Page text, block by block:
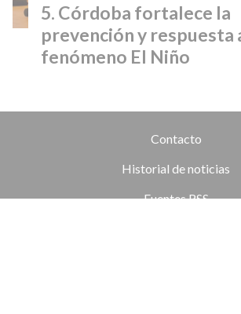
Córdoba fortalece la
prevención y respuesta
fenómeno El Niño
Contacto
Historial de noticias
Fuentes RSS